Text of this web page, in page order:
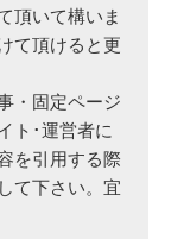
頂いて構いま
て頂けると更
・固定ページ
ト･運営者に
を引用する際
て下さい。宜